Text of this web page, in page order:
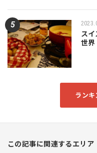
ス
世界
ラン
この記事に関連するエリア